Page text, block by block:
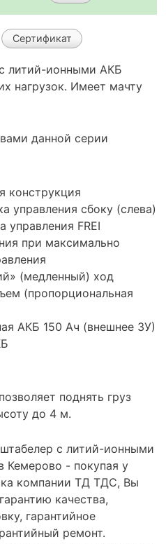
Сертификат
литий-ионными АКБ
нагрузок. Имеет мачту
данной серии
конструкция
управления сбоку (слева)
управления FREI
при максимально
(медленный) ход
(пропорциональная
АКБ 150 Ач (внешнее ЗУ)
поднять груз
до 4 м.
с литий-ионными
Кемерово - покупая у
компании ТД ТДС, Вы
качества,
гарантийное
ремонт.